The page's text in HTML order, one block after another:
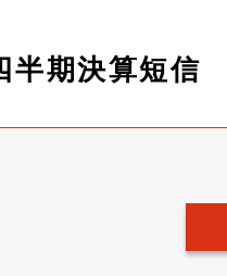
半期決算短信